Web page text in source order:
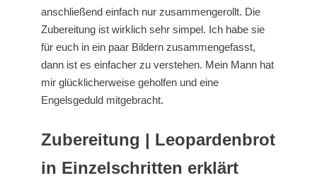
anschließend einfach nur zusammengerollt. Die
Zubereitung ist wirklich sehr simpel. Ich habe sie
für euch in ein paar Bildern zusammengefasst,
dann ist es einfacher zu verstehen. Mein Mann hat
mir glücklicherweise geholfen und eine
Engelsgeduld mitgebracht.
Zubereitung | Leopardenbrot
in Einzelschritten erklärt